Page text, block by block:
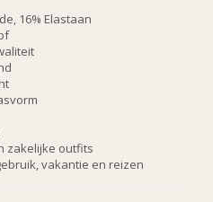
16% Elastaan
zakelijke outfits
vakantie en reizen